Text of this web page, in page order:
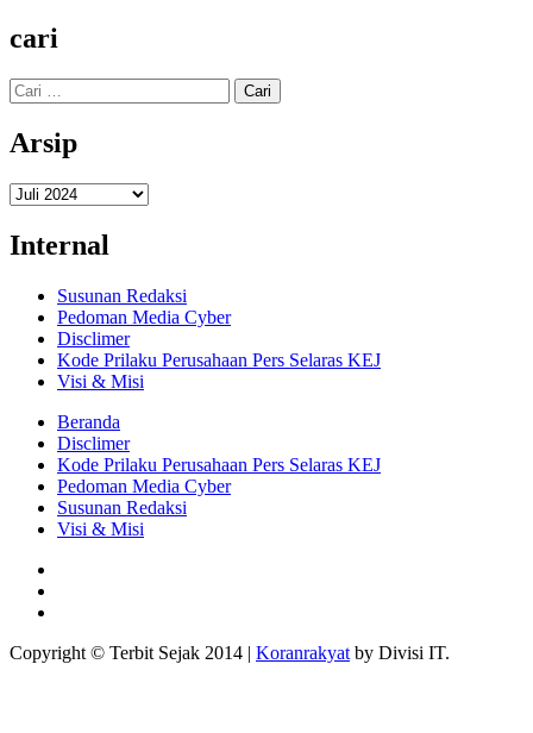
cari
Cari
untuk:
Arsip
Arsip
Internal
Susunan Redaksi
Pedoman Media Cyber
Disclimer
Kode Prilaku Perusahaan Pers Selaras KEJ
Visi & Misi
Beranda
Disclimer
Kode Prilaku Perusahaan Pers Selaras KEJ
Pedoman Media Cyber
Susunan Redaksi
Visi & Misi
Copyright © Terbit Sejak 2014 | Koranrakyat by Divisi IT.